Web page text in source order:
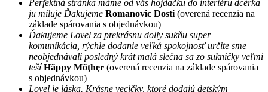
Perfektná stránka máme od vás hojdačku do interiéru dcérka
ju miluje Ďakujeme Romanovic Dosti (overená recenzia na
základe spárovania s objednávkou)
Ďakujeme Lovel za prekrásnu dolly sukňu super
komunikácia, rýchle dodanie veľká spokojnosť určite sme
neobjednávali posledný krát malá slečna sa zo sukničky veľmi
tešíHãppy Mõţhęr (overená recenzia na základe spárovania
s objednávkou)
Lovel je láska. Krásne vecičky, ktoré dodajú detským